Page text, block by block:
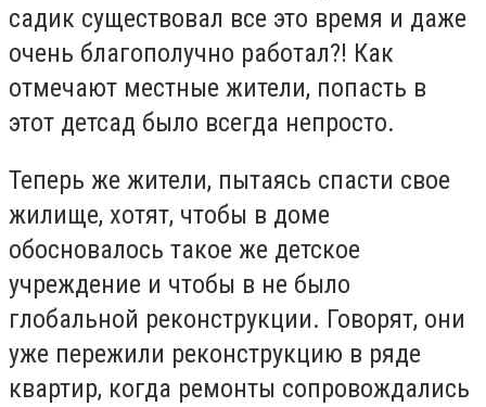
садик существовал все это время и даже
очень благополучно работал?! Как
отмечают местные жители, попасть в
этот детсад было всегда непросто.
Теперь же жители, пытаясь спасти свое
жилище, хотят, чтобы в доме
обосновалось такое же детское
учреждение и чтобы в не было
глобальной реконструкции. Говорят, они
уже пережили реконструкцию в ряде
квартир, когда ремонты сопровождались